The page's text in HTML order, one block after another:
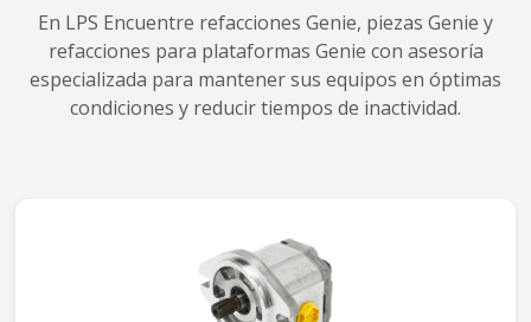
En LPS Encuentre refacciones Genie, piezas Genie y
refacciones para plataformas Genie con asesoría
especializada para mantener sus equipos en óptimas
condiciones y reducir tiempos de inactividad.